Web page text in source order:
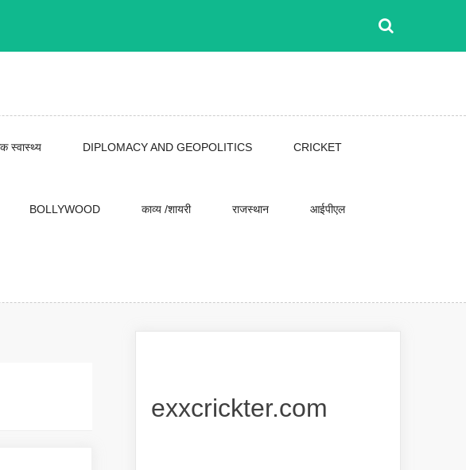
स्वास्थ्य DIPLOMACY AND GEOPOLITICS CRICKET
BOLLYWOOD काव्य /शायरी राजस्थान आईपीएल
exxcrickter.com